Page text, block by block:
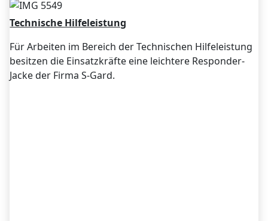
Technische Hilfeleistung
Für Arbeiten im Bereich der Technischen Hilfeleistung
besitzen die Einsatzkräfte eine leichtere Responder-
Jacke der Firma S-Gard.